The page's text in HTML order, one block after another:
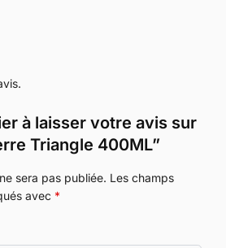
à laisser votre avis sur
Triangle 400ML”
sera pas publiée. Les champs
avec *